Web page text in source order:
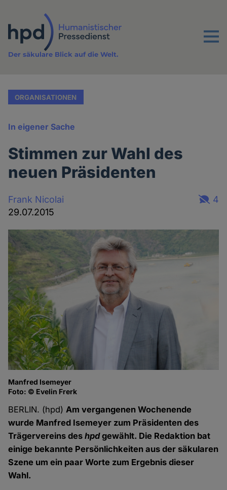
Inhalt
Menu
Der säkulare Blick auf die Welt.
ORGANISATIONEN
In eigener Sache
Stimmen zur Wahl des
neuen Präsidenten
Frank Nicolai
29.07.2015
4
Manfred Isemeyer
Foto: © Evelin Frerk
BERLIN. (hpd)Am vergangenen Wochenende
wurde Manfred Isemeyer zum Präsidenten des
Trägervereins deshpdgewählt. Die Redaktion bat
einige bekannte Persönlichkeiten aus der säkularen
Szene um ein paar Worte zum Ergebnis dieser
Wahl.